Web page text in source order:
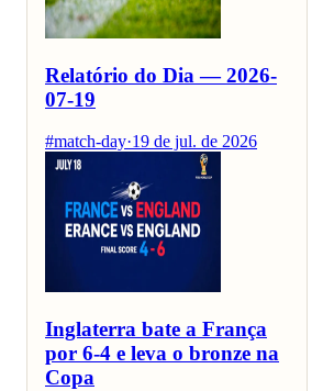
Relatório do Dia — 2026-
07-19
#match-day·19 de jul. de 2026
Inglaterra bate a França
por 6-4 e leva o bronze na
Copa